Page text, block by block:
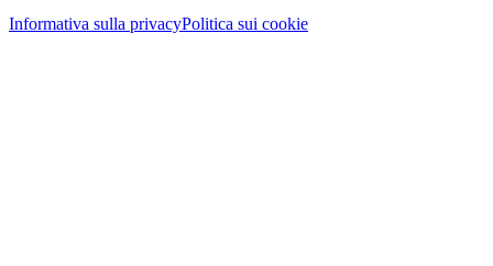
Informativa sulla privacyPolitica sui cookie